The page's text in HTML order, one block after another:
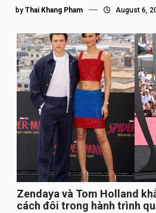
by Thai Khang Pham August 6,
Zendaya và Tom Holland
cách đôi trong hành trình